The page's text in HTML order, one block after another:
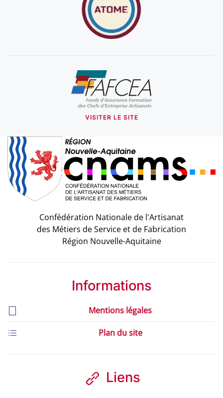
VISITER LE SITE
Confédération Nationale de l'Artisanat
des Métiers de Service et de Fabrication
Région Nouvelle-Aquitaine
Informations
Mentions légales
Plan du site
Liens